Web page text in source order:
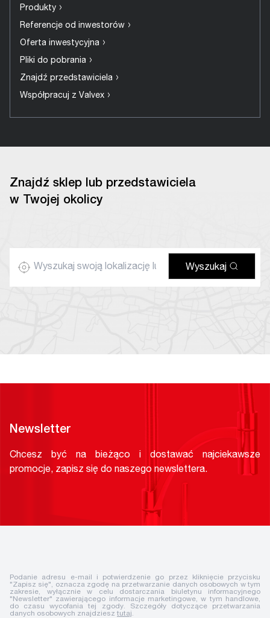
Produkty ›
Referencje od inwestorów ›
Oferta inwestycyjna ›
Pliki do pobrania ›
Znajdź przedstawiciela ›
Współpracuj z Valvex ›
Znajdź sklep lub przedstawiciela
w Twojej okolicy
Wyszukaj
Newsletter
Chcesz być na bieżąco i dostawać najciekawsze
promocje, zapisz się do naszego newslettera.
Podanie adresu e-mail i potwierdzenie go przez kliknięcie przycisku
"Zapisz się", oznacza zgodę na przetwarzanie danych osobowych w tym
zakresie, wyłącznie w celu dostarczania biuletynu informacyjnego
"Newsletter" zawierającego informacje marketingowe, w tym handlowe,
do czasu wycofania tej zgody. Szczegóły dotyczące przetwarzania
danych osobowych znajdziesz tutaj.